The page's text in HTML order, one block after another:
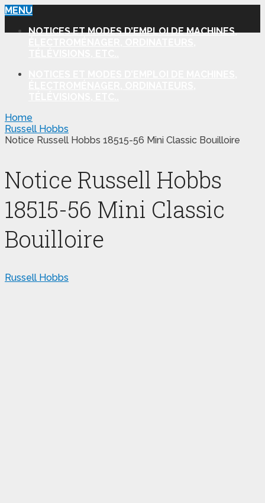
MENU
NOTICES ET MODES D’EMPLOI DE MACHINES,
Home
Russell Hobbs
Notice Russell Hobbs 18515-56 Mini Classic Bouilloire
Notice Russell Hobbs
18515-56 Mini Classic
Bouilloire
Russell Hobbs